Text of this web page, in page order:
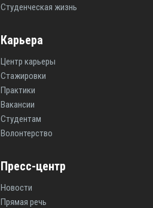
Студенческая жизнь
Карьера
Центр карьеры
Стажировки
Практики
Вакансии
Студентам
Волонтерство
Пресс-центр
Новости
Прямая речь